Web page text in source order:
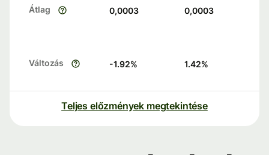
Átlag 0,0003 0,0003
Változás -1.92% 1.42%
Teljes előzmények megtekintése